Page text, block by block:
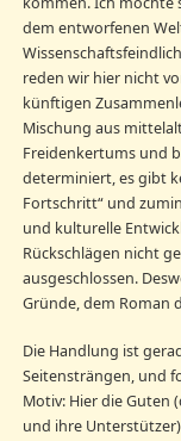
dem entworfenen
reden wir hier nicht
künftigen
Mischung aus
Freidenkertums und
determiniert, es gibt
Fortschritt“ und
und kulturelle
Rückschlägen nicht
ausgeschlossen.
Gründe, dem Roman
Die Handlung ist
Seitensträngen, und
Motiv: Hier die Guten
und ihre